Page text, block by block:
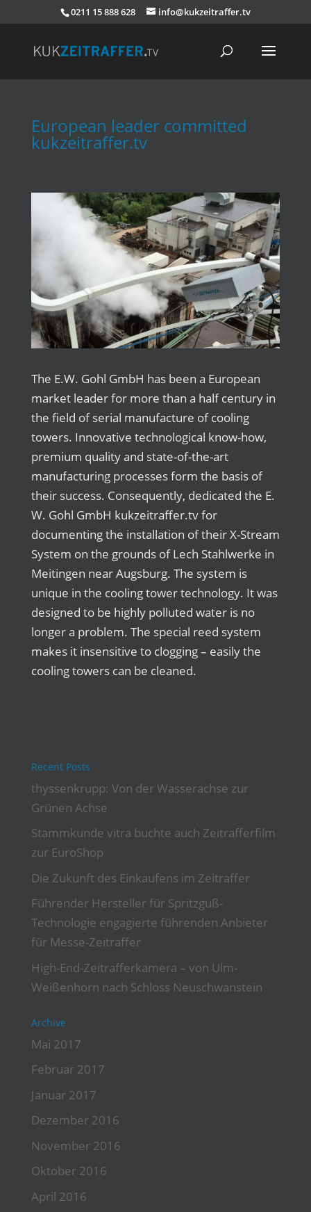
0211 15 888 628 info@kukzeitraffer.tv
European leader committed
kukzeitraffer.tv
The E.W. Gohl GmbH has been a European
market leader for more than a half century in
the field of serial manufacture of cooling
towers. Innovative technological know-how,
premium quality and state-of-the-art
manufacturing processes form the basis of
their success. Consequently, dedicated the E.
W. Gohl GmbH kukzeitraffer.tv for
documenting the installation of their X-Stream
System on the grounds of Lech Stahlwerke in
Meitingen near Augsburg. The system is
unique in the cooling tower technology. It was
designed to be highly polluted water is no
longer a problem. The special reed system
makes it insensitive to clogging – easily the
cooling towers can be cleaned.
Recent Posts
thyssenkrupp: Von der Wasserachse zur
Grünen Achse
Stammkunde vitra buchte auch Zeitrafferfilm
zur EuroShop
Die Zukunft des Einkaufens im Zeitraffer
Führender Hersteller für Spritzguß-
Technologie engagierte führenden Anbieter
für Messe-Zeitraffer
High-End-Zeitrafferkamera – von Ulm-
Weißenhorn nach Schloss Neuschwanstein
Archive
Mai 2017
Februar 2017
Januar 2017
Dezember 2016
November 2016
Oktober 2016
April 2016